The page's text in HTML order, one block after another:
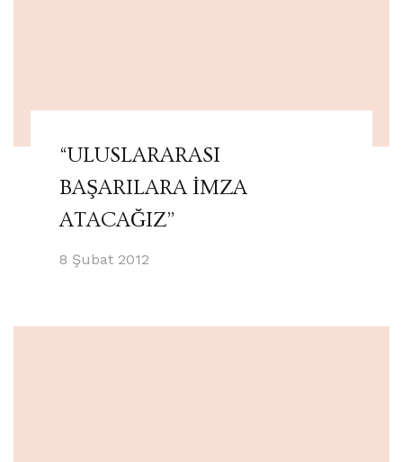
“ULUSLARARASI
BAŞARILARA İMZA
ATACAĞIZ”
8 Şubat 2012